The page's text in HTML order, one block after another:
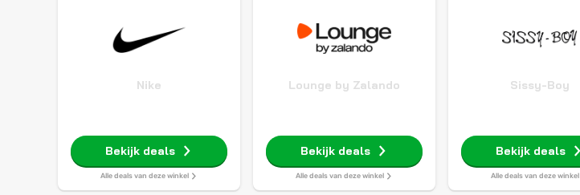
Nike
Bekijk deals
Alle deals van deze winkel
Lounge by Zalando
Bekijk deals
Alle deals van deze winkel
Sissy-Boy
Bekijk deals
Alle deals van deze winkel